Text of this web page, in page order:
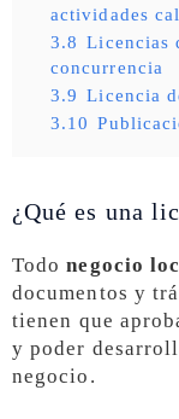
actividades
3.8 Licencias
concurrencia
3.9 Licencia
3.10
¿Qué es una
Todonegocio
documentos y
tienen que
y poder
negocio.